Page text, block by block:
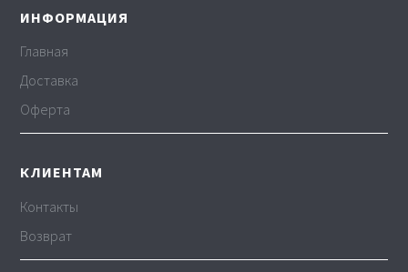
ИНФОРМАЦИЯ
Главная
Доставка
Оферта
КЛИЕНТАМ
Контакты
Возврат